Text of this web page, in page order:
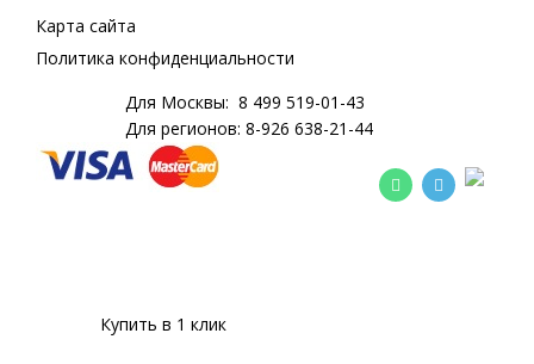
Карта сайта
Политика конфиденциальности
Для Москвы: 8 499 519-01-43
Для регионов: 8-926 638-21-44
Купить в 1 клик